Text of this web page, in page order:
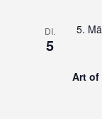
DI.
5
5.
Art of